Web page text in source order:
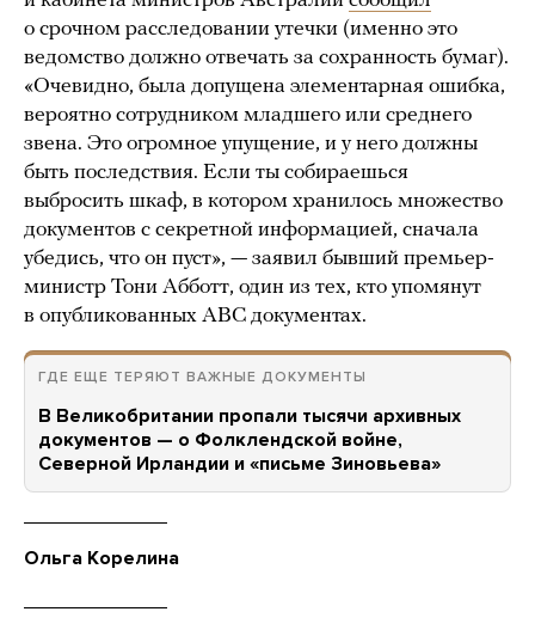
о срочном расследовании утечки (именно это
ведомство должно отвечать за сохранность бумаг).
«Очевидно, была допущена элементарная ошибка,
вероятно сотрудником младшего или среднего
звена. Это огромное упущение, и у него должны
быть последствия. Если ты собираешься
выбросить шкаф, в котором хранилось множество
документов с секретной информацией, сначала
убедись, что он пуст», — заявил бывший премьер-
министр Тони Абботт, один из тех, кто упомянут
в опубликованных ABC документах.
ГДЕ ЕЩЕ ТЕРЯЮТ ВАЖНЫЕ ДОКУМЕНТЫ
В Великобритании пропали тысячи архивных
документов — о Фолклендской войне,
Северной Ирландии и «письме Зиновьева»
Ольга Корелина